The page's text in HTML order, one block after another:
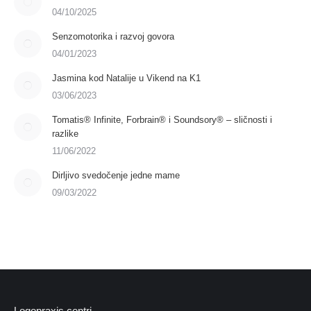
04/10/2025
Senzomotorika i razvoj govora
04/01/2023
Jasmina kod Natalije u Vikend na K1
03/06/2023
Tomatis® Infinite, Forbrain® i Soundsory® – sličnosti i
razlike
11/06/2022
Dirljivo svedočenje jedne mame
09/03/2022